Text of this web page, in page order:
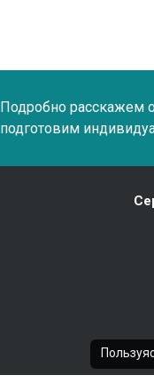
Подробно расскажем
подготовим